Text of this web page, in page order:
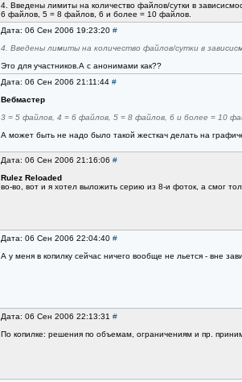
4. Введены лимиты на количество файлов/сутки в
6 файлов, 5 = 8 файлов, 6 и более = 10 файлов.
Дата: 06 Сен 2006 19:23:20 #
4. Введены лимиты на количество файлов/сутки в
Это для участников.А с анонимами как??
Дата: 06 Сен 2006 21:11:44 #
Вебмастер
3 = 5 файлов, 4 = 6 файлов, 5 = 8 файлов, 6 и более = 10
А может быть не надо было такой жесткач делать на
Дата: 06 Сен 2006 21:16:06 #
Rulez Reloaded
во-во, вот и я хотел выложить серию из 8-и фоток, а смог
Дата: 06 Сен 2006 22:04:40 #
А у меня в копилку сейчас ничего вообще не льется - вне
Дата: 06 Сен 2006 22:13:31 #
По копилке: решения по объемам, ограничениям и пр.